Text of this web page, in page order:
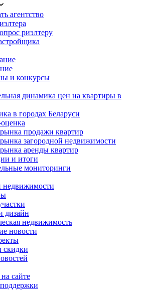
агентство
риэлтеру
и конкурсы
динамика цен на квартиры в
в городах Беларуси
продажи квартир
загородной недвижимости
аренды квартир
и итоги
мониторинги
недвижимости
дизайн
недвижимость
новости
скидки
сайте